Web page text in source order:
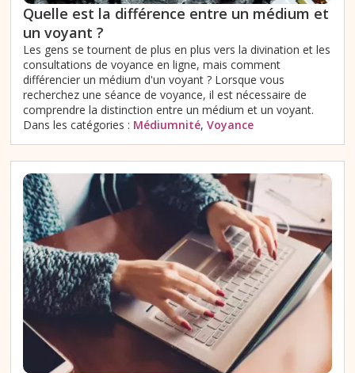
Quelle est la différence entre un médium et
un voyant ?
Les gens se tournent de plus en plus vers la divination et les
consultations de voyance en ligne, mais comment
différencier un médium d'un voyant ? Lorsque vous
recherchez une séance de voyance, il est nécessaire de
comprendre la distinction entre un médium et un voyant.
Dans les catégories : Médiumnité, Voyance